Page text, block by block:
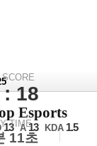
18
TIME
11초
2경기 3세트
Esports
13 A 13 KDA 1.5